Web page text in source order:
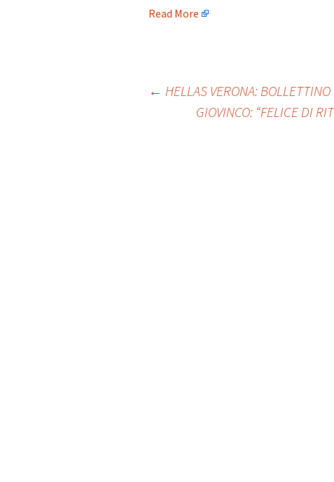
Read More
← HELLAS VERONA:
GIOVINCO: “FELICE DI